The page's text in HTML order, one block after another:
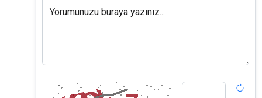
Yorumunuzu buraya yazınız...